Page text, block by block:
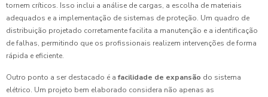
tornem críticos. Isso inclui a análise de cargas, a escolha de materiais
adequados e a implementação de sistemas de proteção. Um quadro de
distribuição projetado corretamente facilita a manutenção e a identificação
de falhas, permitindo que os profissionais realizem intervenções de forma
rápida e eficiente.
Outro ponto a ser destacado é a facilidade de expansão do sistema
elétrico. Um projeto bem elaborado considera não apenas as